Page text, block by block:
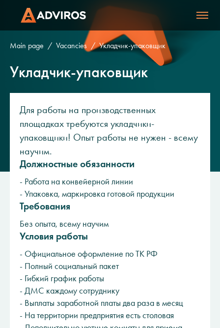
Main page Vacancies Укладчик-упаковщик
Укладчик-упаковщик
Для работы на производственных
площадках требуются укладчики-
упаковщики! Опыт работы не нужен - всему
научим.
Должностные обязанности
- Работа на конвейерной линии
- Упаковка, маркировка готовой продукции
Требования
Без опыта, всему научим
Условия работы
- Oфициальнoe оформлениe пo ТК РФ
- Полный социальный пакет
- Гибкий график работы
- ДМС каждому сотруднику
- Выплаты заработной платы два раза в месяц
- На территории предприятия есть столовая